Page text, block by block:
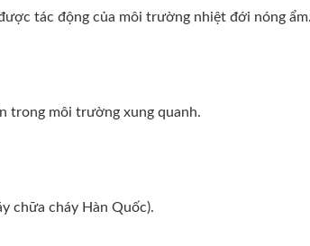
tác động của môi trường nhiệt đới nóng ẩm.
trong môi trường xung quanh.
chữa cháy Hàn Quốc).